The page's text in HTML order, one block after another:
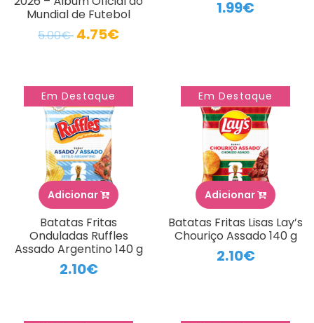
Mundial de Futebol
5.00€ 4.75€
1.99€
Em Destaque
Adicionar
Batatas Fritas
Onduladas Ruffles
Assado Argentino 140 g
2.10€
Em Destaque
Adicionar
Batatas Fritas Lisas Lay’s
Chouriço Assado 140 g
2.10€